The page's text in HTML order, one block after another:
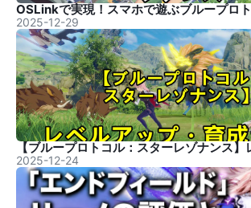
2025-12-29
2025-12-24